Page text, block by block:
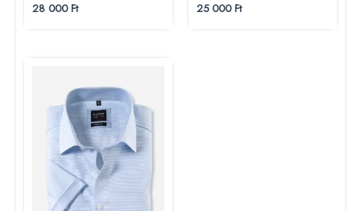
28 000Ft 25 000Ft